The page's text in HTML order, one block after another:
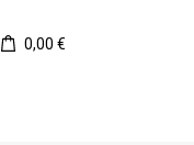
0,00 €